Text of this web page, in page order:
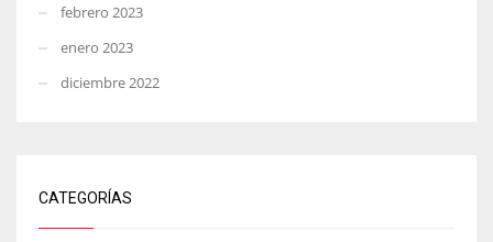
febrero 2023
enero 2023
diciembre 2022
CATEGORÍAS